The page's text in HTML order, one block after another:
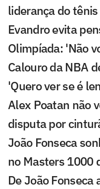
liderança do
Evandro evita
Olimpíada: 'Não
Calouro da NBA
'Quero ver se é
Alex Poatan não
disputa por
João Fonseca
no Masters 1000
De João Fonseca